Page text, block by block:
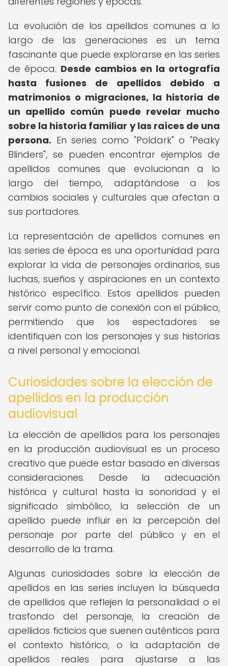
La evolución de los apellidos comunes a lo
largo de las generaciones es un tema
fascinante que puede explorarse en las series
de época. Desde cambios en la ortografía
hasta fusiones de apellidos debido a
matrimonios o migraciones, la historia de
un apellido común puede revelar mucho
sobre la historia familiar y las raíces de una
persona. En series como "Poldark" o "Peaky
Blinders", se pueden encontrar ejemplos de
apellidos comunes que evolucionan a lo
largo del tiempo, adaptándose a los
cambios sociales y culturales que afectan a
sus portadores.
La representación de apellidos comunes en
las series de época es una oportunidad para
explorar la vida de personajes ordinarios, sus
luchas, sueños y aspiraciones en un contexto
histórico específico. Estos apellidos pueden
servir como punto de conexión con el público,
permitiendo que los espectadores se
identifiquen con los personajes y sus historias
a nivel personal y emocional.
Curiosidades sobre la elección de
apellidos en la producción
audiovisual
La elección de apellidos para los personajes
en la producción audiovisual es un proceso
creativo que puede estar basado en diversas
consideraciones. Desde la adecuación
histórica y cultural hasta la sonoridad y el
significado simbólico, la selección de un
apellido puede influir en la percepción del
personaje por parte del público y en el
desarrollo de la trama.
Algunas curiosidades sobre la elección de
apellidos en las series incluyen la búsqueda
de apellidos que reflejen la personalidad o el
trasfondo del personaje, la creación de
apellidos ficticios que suenen auténticos para
el contexto histórico, o la adaptación de
apellidos reales para ajustarse a las